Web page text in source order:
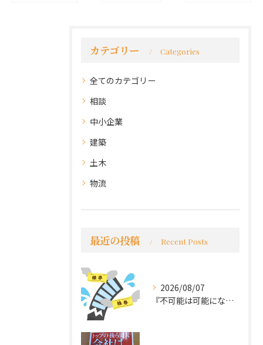
カテゴリー Categories
全てのカテゴリー
相談
中小企業
建築
土木
物流
最近の投稿 Recent Posts
2026/08/07
『不可能は可能になる』